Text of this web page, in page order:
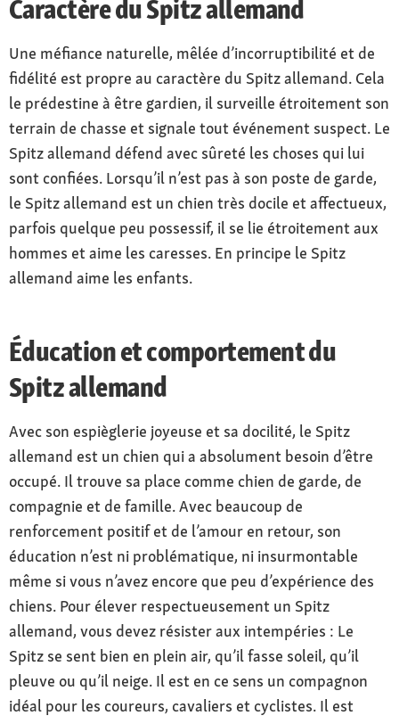
Caractère du Spitz allemand
Une méfiance naturelle, mêlée d’incorruptibilité et de
fidélité est propre au caractère du Spitz allemand. Cela
le prédestine à être gardien, il surveille étroitement son
terrain de chasse et signale tout événement suspect. Le
Spitz allemand défend avec sûreté les choses qui lui
sont confiées. Lorsqu’il n’est pas à son poste de garde,
le Spitz allemand est un chien très docile et affectueux,
parfois quelque peu possessif, il se lie étroitement aux
hommes et aime les caresses. En principe le Spitz
allemand aime les enfants.
Éducation et comportement du
Spitz allemand
Avec son espièglerie joyeuse et sa docilité, le Spitz
allemand est un chien qui a absolument besoin d’être
occupé. Il trouve sa place comme chien de garde, de
compagnie et de famille. Avec beaucoup de
renforcement positif et de l’amour en retour, son
éducation n’est ni problématique, ni insurmontable
même si vous n’avez encore que peu d’expérience des
chiens. Pour élever respectueusement un Spitz
allemand, vous devez résister aux intempéries : Le
Spitz se sent bien en plein air, qu’il fasse soleil, qu’il
pleuve ou qu’il neige. Il est en ce sens un compagnon
idéal pour les coureurs, cavaliers et cyclistes. Il est